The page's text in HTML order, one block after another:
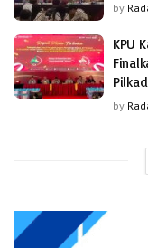
by
KPU
by